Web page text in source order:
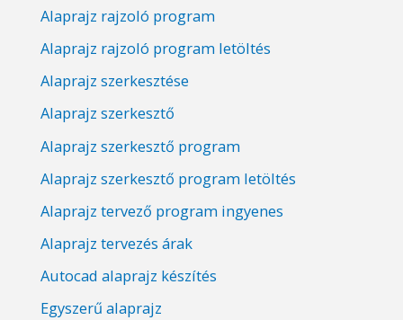
Alaprajz rajzoló program
Alaprajz rajzoló program letöltés
Alaprajz szerkesztése
Alaprajz szerkesztő
Alaprajz szerkesztő program
Alaprajz szerkesztő program letöltés
Alaprajz tervező program ingyenes
Alaprajz tervezés árak
Autocad alaprajz készítés
Egyszerű alaprajz